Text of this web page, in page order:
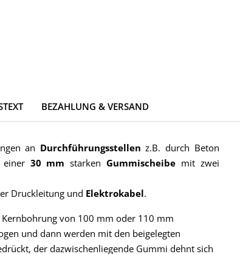
BEZAHLUNG & VERSAND
an Durchführungsstellenz.B. durch Beton
30 mm starken Gummischeibe mit zwei
Druckleitung und Elektrokabel.
von 100 mm oder 110 mm
und dann werden mit den beigelegten
der dazwischenliegende Gummi dehnt sich